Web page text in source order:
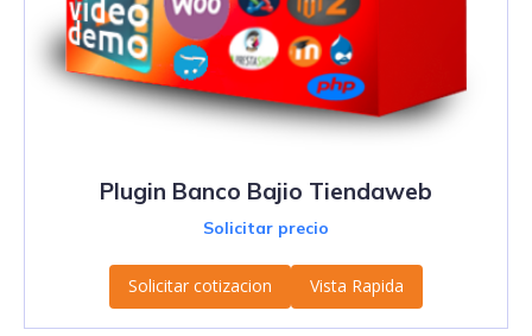
Plugin Banco Bajio Tiendaweb
Solicitar precio
Solicitar cotizacion Vista Rapida